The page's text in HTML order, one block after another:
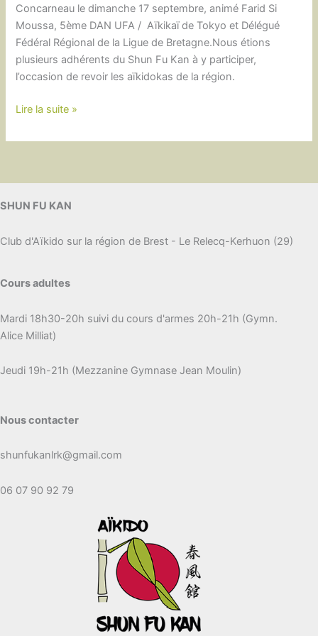
Concarneau le dimanche 17 septembre, animé Farid Si
Moussa, 5ème DAN UFA / Aïkikaï de Tokyo et Délégué
Fédéral Régional de la Ligue de Bretagne.Nous étions
plusieurs adhérents du Shun Fu Kan à y participer,
l’occasion de revoir les aïkidokas de la région.
1er
de
saison
Concarneau
Lire la suite »
SHUN FU KAN
Club d'Aïkido sur la région de Brest - Le Relecq-Kerhuon (29)
Cours adultes
Mardi 18h30-20h suivi du cours d'armes 20h-21h (Gymn.
Alice Milliat)
Jeudi 19h-21h (Mezzanine Gymnase Jean Moulin)
Nous contacter
shunfukanlrk@gmail.com
06 07 90 92 79